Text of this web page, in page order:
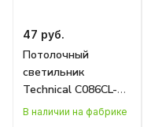
47 руб.
Потолочный
светильник
Technical C086CL-
GX53-SRD-BG
В наличии на фабрике